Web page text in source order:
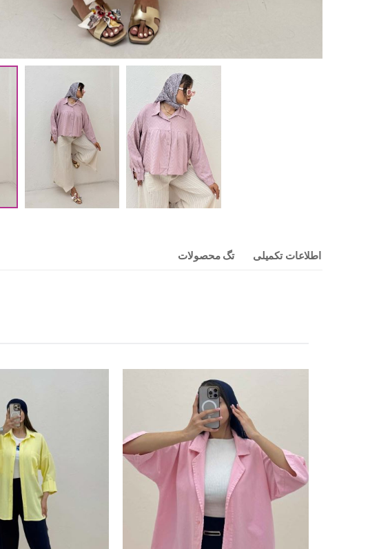
اطلاعات تکمیلی تگ محصولات